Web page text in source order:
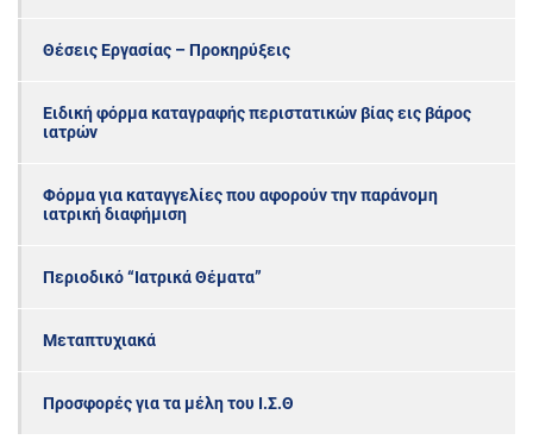
Θέσεις Εργασίας – Προκηρύξεις
Ειδική φόρμα καταγραφής περιστατικών βίας εις βάρος
ιατρών
Φόρμα για καταγγελίες που αφορούν την παράνομη
ιατρική διαφήμιση
Περιοδικό “Ιατρικά Θέματα”
Μεταπτυχιακά
Προσφορές για τα μέλη του Ι.Σ.Θ